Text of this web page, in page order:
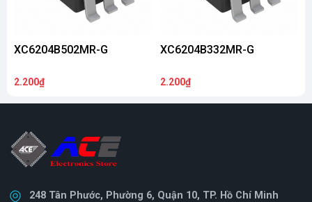
XC6204B502MR-G
2.200₫
XC6204B332MR-G
2.200₫
248 Tân Phước, Phường 6, Quận 10, TP. Hồ Chí Minh